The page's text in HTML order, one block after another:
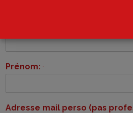
Prénom: *
Adresse mail perso (pas